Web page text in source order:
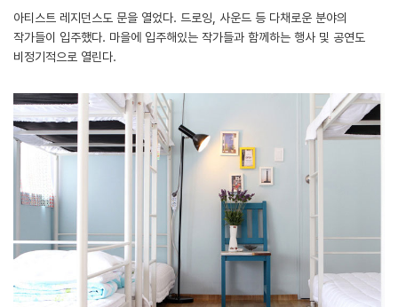
아티스트 레지던스도 문을 열었다. 드로잉, 사운드 등 다채로운 분야의
작가들이 입주했다. 마을에 입주해있는 작가들과 함께하는 행사 및 공연도
비정기적으로 열린다.